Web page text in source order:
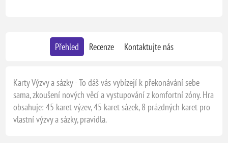
Přehled Recenze Kontaktujte nás
Karty Výzvy a sázky - To dáš vás vybízejí k překonávání sebe
sama, zkoušení nových věcí a vystupování z komfortní zóny. Hra
obsahuje: 45 karet výzev, 45 karet sázek, 8 prázdných karet pro
vlastní výzvy a sázky, pravidla.